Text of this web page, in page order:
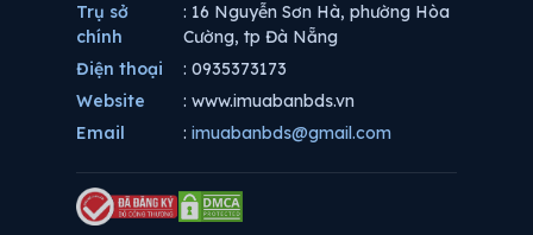
Trụ sở
chính
: 16 Nguyễn Sơn Hà, phường Hòa
Cường, tp Đà Nẵng
Điện thoại
: 0935373173
Website
: www.imuabanbds.vn
Email
: imuabanbds@gmail.com